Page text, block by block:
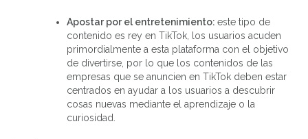
Apostar por el entretenimiento: este tipo de
contenido es rey en TikTok, los usuarios acuden
primordialmente a esta plataforma con el objetivo
de divertirse, por lo que los contenidos de las
empresas que se anuncien en TikTok deben estar
centrados en ayudar a los usuarios a descubrir
cosas nuevas mediante el aprendizaje o la
curiosidad.